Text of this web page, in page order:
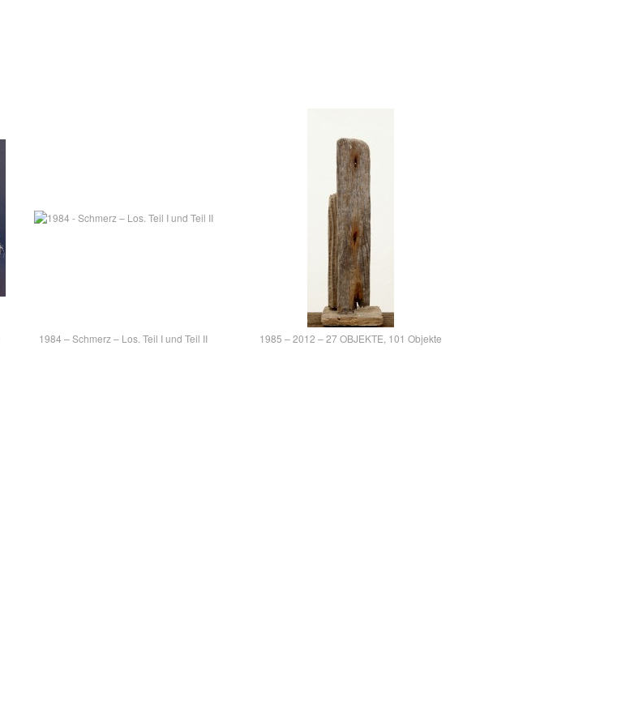
1984 – Schmerz – Los. Teil I und Teil II 1985 – 2012 – 27 OBJEKTE, 101 Objekte